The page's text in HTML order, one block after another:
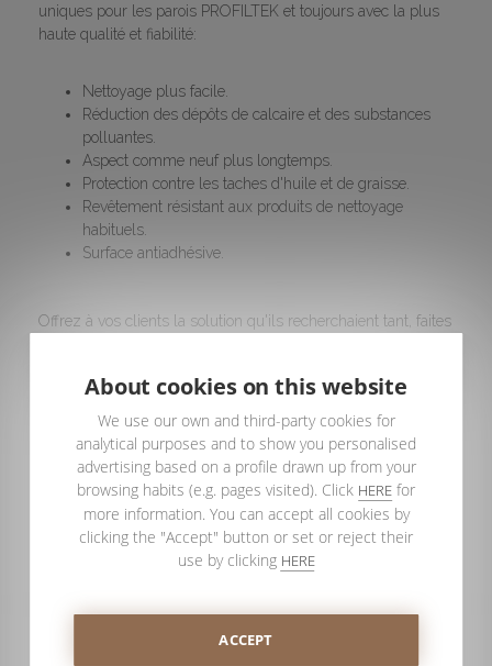
uniques pour les parois PROFILTEK et toujours avec la plus
haute qualité et fiabilité:
Nettoyage plus facile.
Réduction des dépôts de calcaire et des substances
polluantes.
Aspect comme neuf plus longtemps.
Protection contre les taches d'huile et de graisse.
Revêtement résistant aux produits de nettoyage
habituels.
Surface antiadhésive.
Offrez à vos clients la solution qu'ils recherchaient tant, faites
ferme.
Si vous n’êtes pas encore distributeur, n’attendez plus et
complétez le formulaire sur cette page pouraccédez aux
catalogues généraux de toute la gamme de produits
PROFILTEK et à tous les avantages d'être distributeur. Nous
vous contacterons dès que possible.
Parce que le plus important pour PROFILTEK, ce sont
About cookies on this website
We use our own and third-party cookies for
analytical purposes and to show you personalised
advertising based on a profile drawn up from your
browsing habits (e.g. pages visited). Click HERE for
more information. You can accept all cookies by
clicking the "Accept" button or set or reject their
use by clicking HERE
ACCEPT